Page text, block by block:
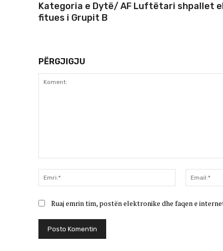
Kategoria e Dytë/ AF Luftëtari shpallet
fitues i Grupit B
PËRGJIGJU
Emri:*
Ruaj emrin tim, postën elektronike dhe faqen e